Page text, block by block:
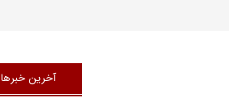
آخرین خبرها